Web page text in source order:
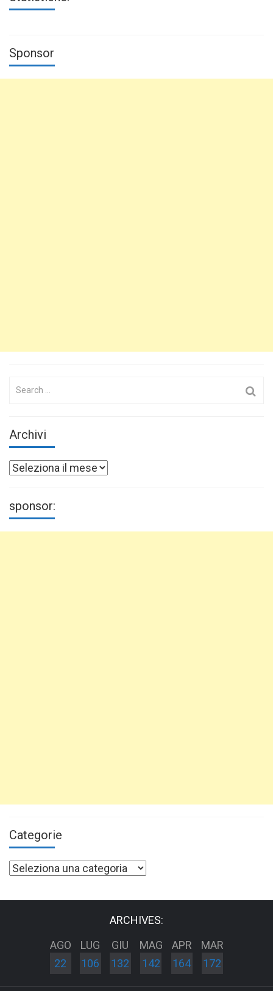
Sponsor
Search
Archivi
Archivi
sponsor:
Categorie
Categorie
ARCHIVES:
AGO
22
LUG
106
GIU
132
MAG
142
APR
164
MAR
172